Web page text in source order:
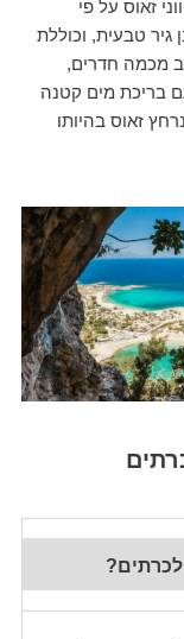
זאוס על פי
גיר טבעית, וכוללת
מכמה חדרים,
בריכת מים קטנה
זאוס בהיותו